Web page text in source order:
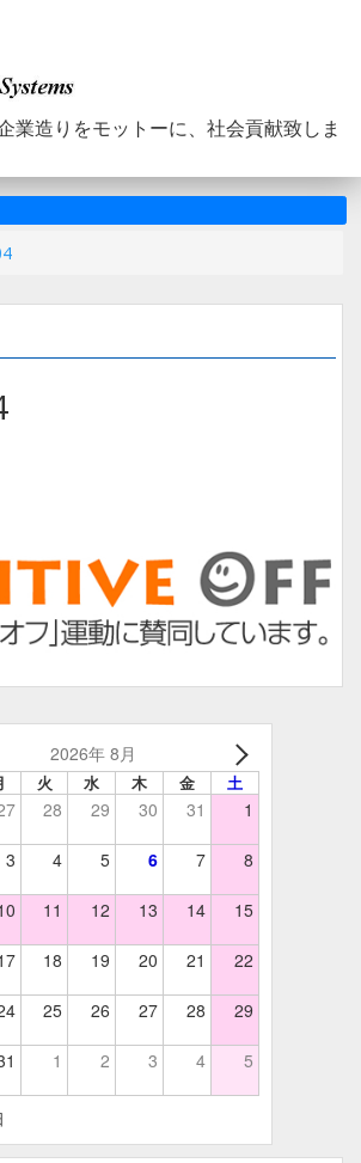
業造りをモットーに、社会貢献致しま
2026年 8月
火 水 木 金 土
28 29 30 31 1
3 4 5 6 7 8
11 12 13 14 15
18 19 20 21 22
25 26 27 28 29
1 2 3 4 5